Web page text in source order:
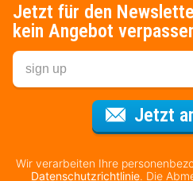
Jetzt für den
kein Angebot
Jetzt
Wir verarbeiten Ihre
Datenschutzrichtlinie. Die